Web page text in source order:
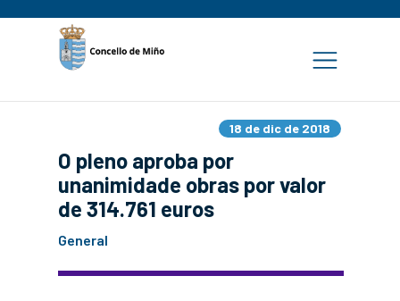
18 de dic de 2018
O pleno aproba por
unanimidade obras por valor
de 314.761 euros
General